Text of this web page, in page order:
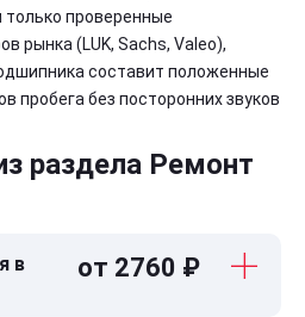
проверенные
рынка (LUK, Sachs, Valeo),
составит положенные
пробега без посторонних звуков
раздела Ремонт
в
от 2760 ₽